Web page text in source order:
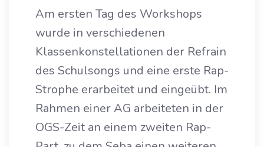
Am ersten Tag des Workshops
wurde in verschiedenen
Klassenkonstellationen der Refrain
des Schulsongs und eine erste Rap-
Strophe erarbeitet und eingeübt. Im
Rahmen einer AG arbeiteten in der
OGS-Zeit an einem zweiten Rap-